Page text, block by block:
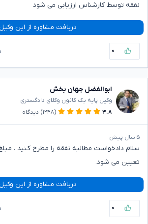
نفقه توسط کارشناس ارزیابی می شود
دریافت مشاوره از این
۰
ابوالفضل جهان بخش
وکیل پایه یک کانون وکلای دادگستری
۴.۸
(۱۲۴۸) دیدگاه
۵ سال پیش
سلام دادخواست مطالبه نفقه را مطرح کنید .
تعیین می شود.
دریافت مشاوره از این
۰